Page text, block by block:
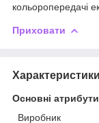
кольоропередачі
Приховати
Характеристики
Основні атрибути
Виробник